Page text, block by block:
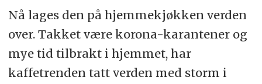
Nå lages den på hjemmekjøkken verden
over. Takket være korona-karantener og
mye tid tilbrakt i hjemmet, har
kaffetrenden tatt verden med storm i